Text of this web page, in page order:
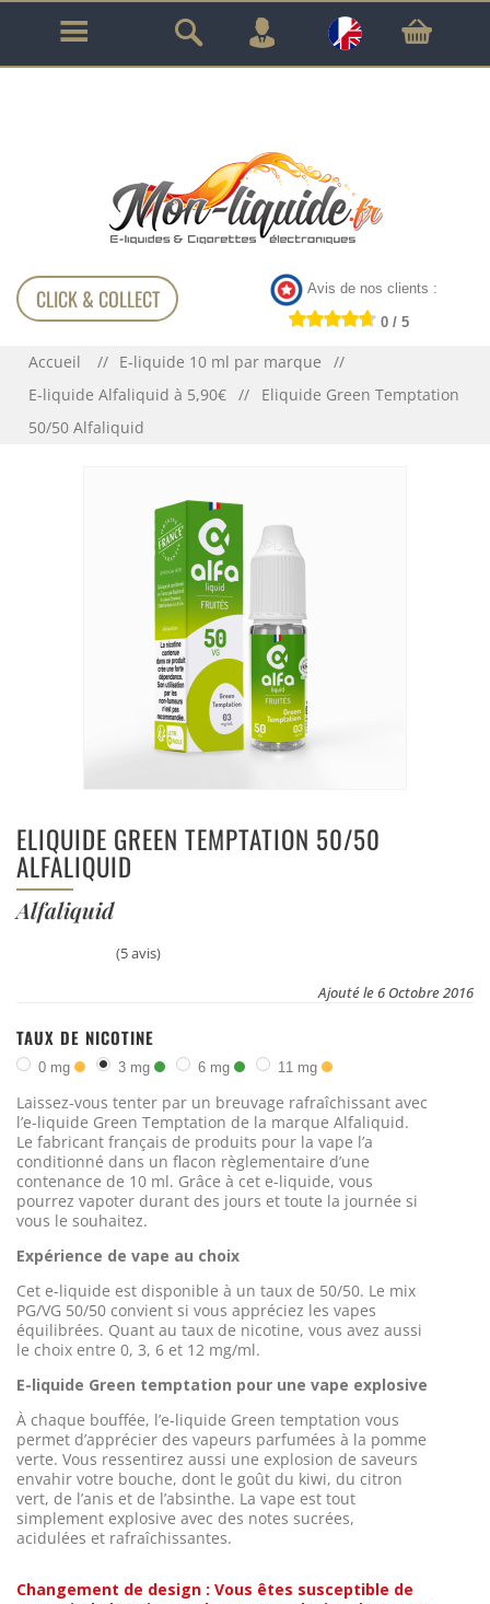
GARANTIE À VIE SUR TOUT LE MATÉRIEL
!!!
CLICK & COLLECT Avis de nos clients :
0 / 5
Accueil
E-liquide 10 ml par marque
E-liquide Alfaliquid à 5,90€
Eliquide Green Temptation
50/50 Alfaliquid
ELIQUIDE GREEN TEMPTATION 50/50
ALFALIQUID
Alfaliquid
(5 avis)
Ajouté le 6 Octobre 2016
TAUX DE NICOTINE
0 mg 3 mg 6 mg 11 mg
Laissez-vous tenter par un breuvage rafraîchissant avec
l’e-liquide Green Temptation de la marque Alfaliquid.
Le fabricant français de produits pour la vape l’a
conditionné dans un flacon règlementaire d’une
contenance de 10 ml. Grâce à cet e-liquide, vous
pourrez vapoter durant des jours et toute la journée si
vous le souhaitez.
Expérience de vape au choix
Cet e-liquide est disponible à un taux de 50/50. Le mix
PG/VG 50/50 convient si vous appréciez les vapes
équilibrées. Quant au taux de nicotine, vous avez aussi
le choix entre 0, 3, 6 et 12 mg/ml.
E-liquide Green temptation pour une vape explosive
À chaque bouffée, l’e-liquide Green temptation vous
permet d’apprécier des vapeurs parfumées à la pomme
verte. Vous ressentirez aussi une explosion de saveurs
envahir votre bouche, dont le goût du kiwi, du citron
vert, de l’anis et de l’absinthe. La vape est tout
simplement explosive avec des notes sucrées,
acidulées et rafraîchissantes.
Changement de design : Vous êtes susceptible de